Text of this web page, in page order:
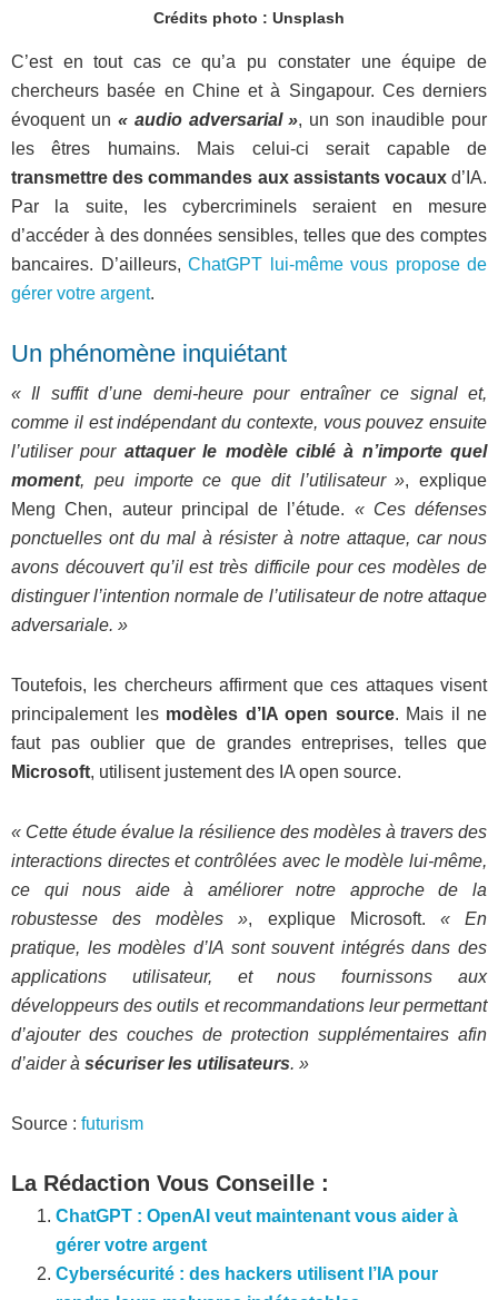
Crédits photo : Unsplash
C’est en tout cas ce qu’a pu constater une équipe de
chercheurs basée en Chine et à Singapour. Ces derniers
évoquent un « audio adversarial », un son inaudible pour
les êtres humains. Mais celui-ci serait capable de
transmettre des commandes aux assistants vocauxd’IA.
Par la suite, les cybercriminels seraient en mesure
d’accéder à des données sensibles, telles que des comptes
bancaires. D’ailleurs, ChatGPT lui-même vous propose de
gérer votre argent.
Un phénomène inquiétant
« Il suffit d’une demi-heure pour entraîner ce signal et,
comme il est indépendant du contexte, vous pouvez ensuite
l’utiliser pourattaquer le modèle ciblé à n’importe quel
moment, peu importe ce que dit l’utilisateur », explique
Meng Chen, auteur principal de l’étude. « Ces défenses
ponctuelles ont du mal à résister à notre attaque, car nous
avons découvert qu’il est très difficile pour ces modèles de
distinguer l’intention normale de l’utilisateur de notre attaque
adversariale. »
Toutefois, les chercheurs affirment que ces attaques visent
principalement les modèles d’IA open source. Mais il ne
faut pas oublier que de grandes entreprises, telles que
Microsoft, utilisent justement des IA open source.
« Cette étude évalue la résilience des modèles à travers des
interactions directes et contrôlées avec le modèle lui-même,
ce qui nous aide à améliorer notre approche de la
robustesse des modèles », explique Microsoft. « En
pratique, les modèles d’IA sont souvent intégrés dans des
applications utilisateur, et nous fournissons aux
développeurs des outils et recommandations leur permettant
d’ajouter des couches de protection supplémentaires afin
d’aider à sécuriser les utilisateurs. »
Source : futurism
La Rédaction Vous Conseille :
ChatGPT : OpenAI veut maintenant vous aider à
gérer votre argent
Cybersécurité : des hackers utilisent l’IA pour